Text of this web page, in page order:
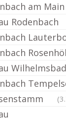
am Main
Rodenbach
Wilhelmsbad